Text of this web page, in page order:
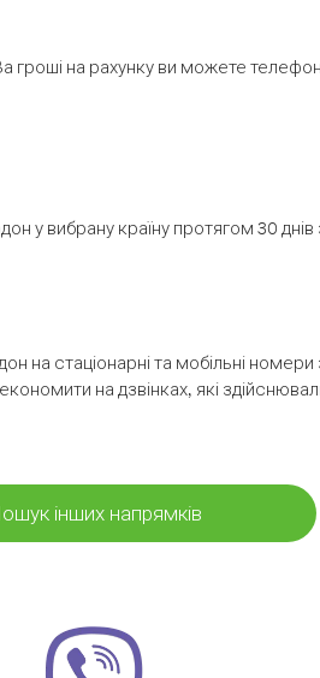
на рахунку ви можете
у вибрану країну протягом 30
на стаціонарні та мобільні
на дзвінках, які
інших напрямків